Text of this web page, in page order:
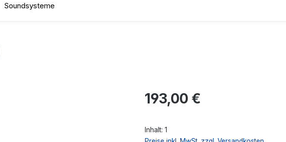
Soundsysteme
Regulärer Preis:
193,00 €
Inhalt: 1